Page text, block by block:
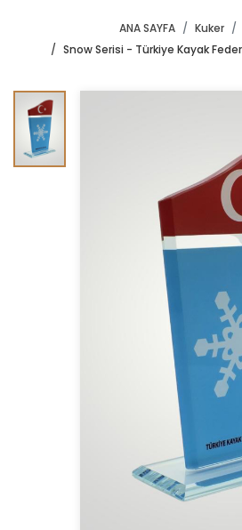
ANA SAYFA Kuker
Snow Serisi - Türkiye Kayak